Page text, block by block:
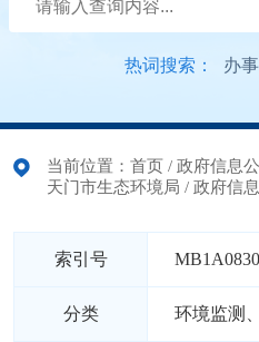
热词搜索： 办
当前位置： 首页 / 政府信息
天门市生态环境局 / 政府信
索引号
分类 环境监测